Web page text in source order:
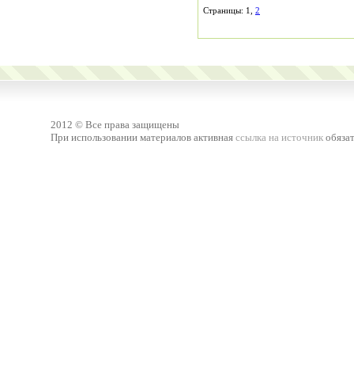
Страницы: 1, 2
2012 © Все права защищены
При использовании материалов активная ссылка на источник